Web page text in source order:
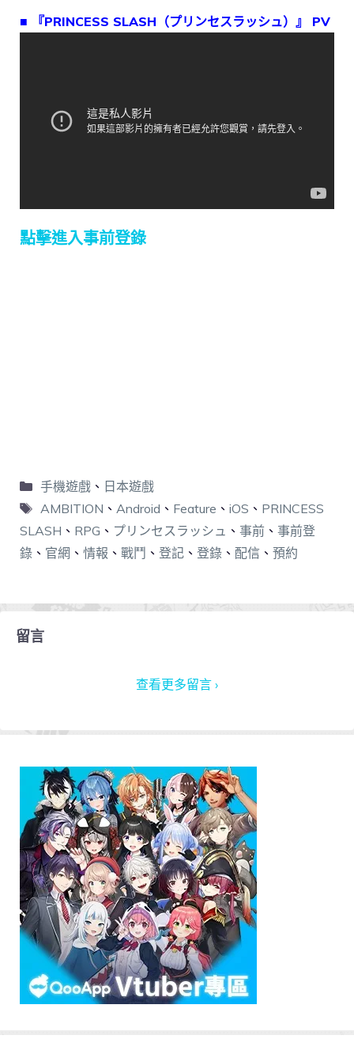
■ 『PRINCESS SLASH（プリンセスラッシュ）』 PV
點擊進入事前登錄
手機遊戲、 日本遊戲
AMBITION 、 Android 、 Feature 、 iOS 、 PRINCESS
SLASH 、 RPG 、 プリンセスラッシュ 、 事前 、 事前登
錄 、 官網 、 情報 、 戰鬥 、 登記 、 登錄 、 配信 、 預約
留言
查看更多留言 ›